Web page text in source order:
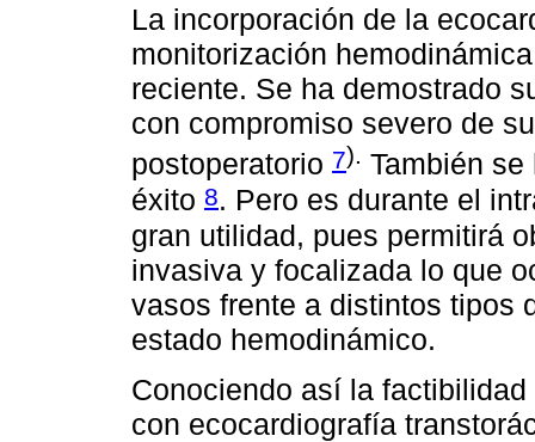
La incorporación de la
monitorización
reciente. Se ha demostrado
con compromiso severo de
postoperatorio 7). También
éxito 8. Pero es durante el
gran utilidad, pues permitirá
invasiva y focalizada lo que
vasos frente a distintos tipos
estado hemodinámico.
Conociendo así la
con ecocardiografía